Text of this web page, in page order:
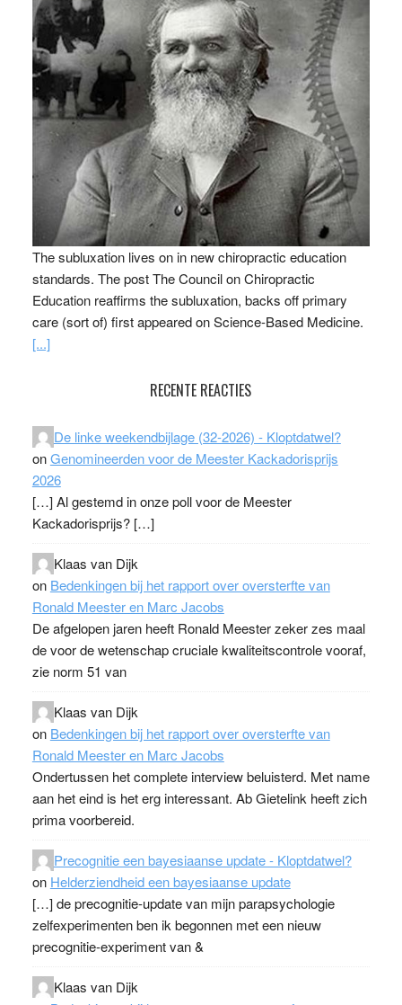
The subluxation lives on in new chiropractic education
standards. The post The Council on Chiropractic
Education reaffirms the subluxation, backs off primary
care (sort of) first appeared on Science-Based Medicine.
[...]
RECENTE REACTIES
De linke weekendbijlage (32-2026) - Kloptdatwel?
onGenomineerden voor de Meester Kackadorisprijs
2026
[…] Al gestemd in onze poll voor de Meester
Kackadorisprijs? […]
Klaas van Dijk
on Bedenkingen bij het rapport over oversterfte van
Ronald Meester en Marc Jacobs
De afgelopen jaren heeft Ronald Meester zeker zes maal
de voor de wetenschap cruciale kwaliteitscontrole vooraf,
zie norm 51 van
Klaas van Dijk
on Bedenkingen bij het rapport over oversterfte van
Ronald Meester en Marc Jacobs
Ondertussen het complete interview beluisterd. Met name
aan het eind is het erg interessant. Ab Gietelink heeft zich
prima voorbereid.
Precognitie een bayesiaanse update - Kloptdatwel?
on Helderziendheid een bayesiaanse update
[…] de precognitie-update van mijn parapsychologie
zelfexperimenten ben ik begonnen met een nieuw
precognitie-experiment van &
Klaas van Dijk